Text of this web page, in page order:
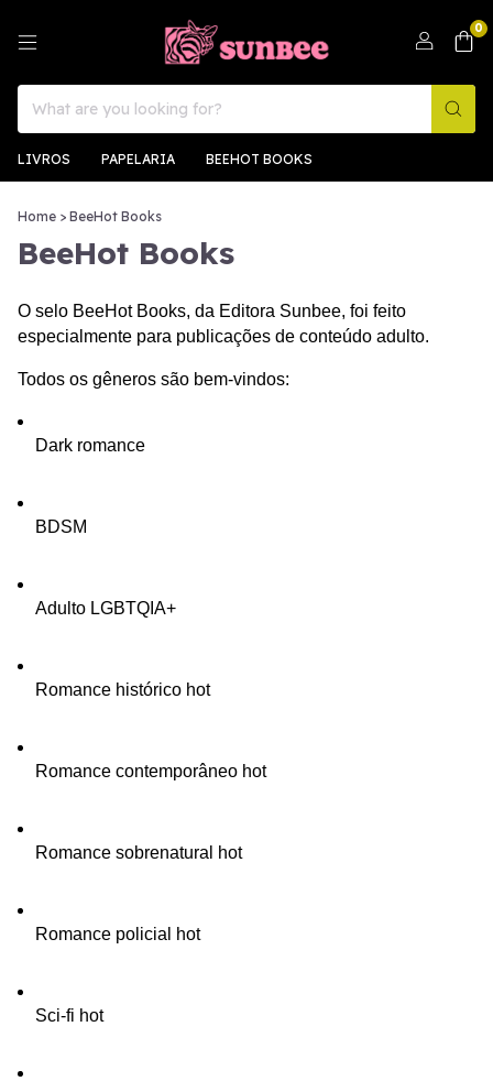
0
LIVROS PAPELARIA BEEHOT BOOKS
Home > BeeHot Books
BeeHot Books
O selo BeeHot Books, da Editora Sunbee, foi feito
especialmente para publicações de conteúdo adulto.
Todos os gêneros são bem-vindos:
Dark romance
BDSM
Adulto LGBTQIA+
Romance histórico hot
Romance contemporâneo hot
Romance sobrenatural hot
Romance policial hot
Sci-fi hot